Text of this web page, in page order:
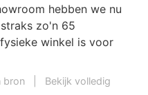
hebben we nu
zo'n 65
winkel is voor
bron
Bekijk volledig